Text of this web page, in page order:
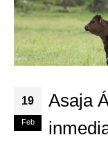
19
Feb
Asaja